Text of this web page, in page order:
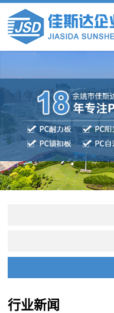
行业新闻